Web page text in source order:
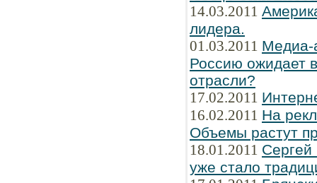
14.03.2011
лидера.
01.03.2011 Медиа-
Россию ожидает
отрасли?
17.02.2011
16.02.2011 На
Объемы растут
18.01.2011 Сергей
уже стало